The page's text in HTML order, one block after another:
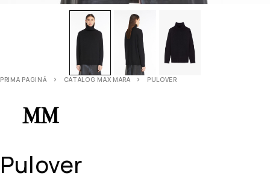
PRIMA PAGINĂ CATALOG MAX MARA PULOVER
Pulover